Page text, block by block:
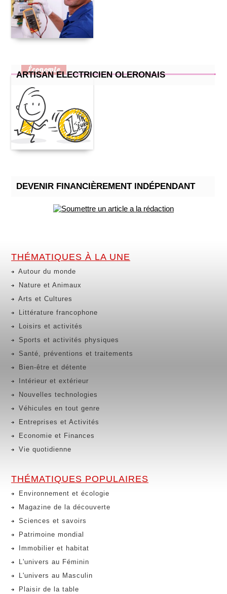
ARTISAN ELECTRICIEN OLERONAIS
Économie
DEVENIR FINANCIÈREMENT INDÉPENDANT
THÉMATIQUES À LA UNE
Autour du monde
Nature et Animaux
Arts et Cultures
Littérature francophone
Loisirs et activités
Sports et activités physiques
Santé, préventions et traitements
Bien-être et détente
Intérieur et extérieur
Nouvelles technologies
Véhicules en tout genre
Entreprises et Activités
Economie et Finances
Vie quotidienne
THÉMATIQUES POPULAIRES
Environnement et écologie
Magazine de la découverte
Sciences et savoirs
Patrimoine mondial
Immobilier et habitat
L'univers au Féminin
L'univers au Masculin
Plaisir de la table